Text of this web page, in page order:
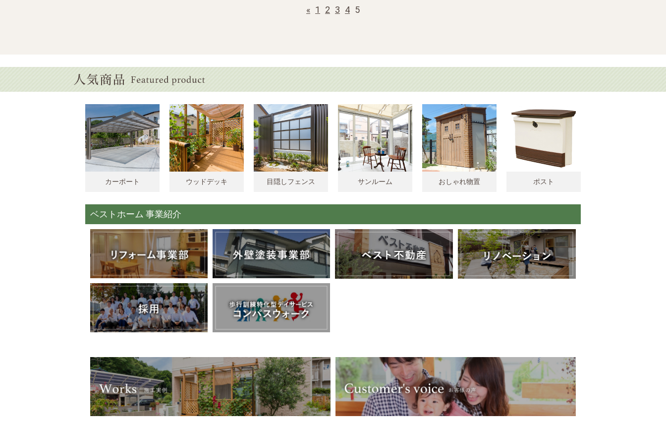
« 1 2 3 4 5
カーポート ウッドデッキ 目隠しフェンス サンルーム おしゃれ物置 ポスト
ベストホーム 事業紹介